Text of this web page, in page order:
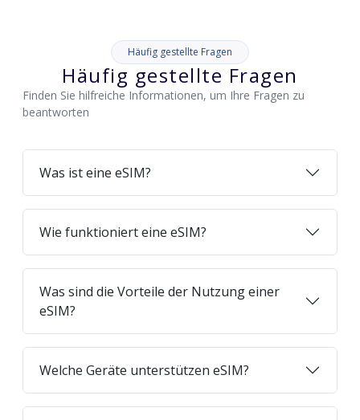
Häufig gestellte Fragen
Häufig gestellte Fragen
Finden Sie hilfreiche Informationen, um Ihre Fragen zu
beantworten
Was ist eine eSIM?
Wie funktioniert eine eSIM?
Was sind die Vorteile der Nutzung einer
eSIM?
Welche Geräte unterstützen eSIM?